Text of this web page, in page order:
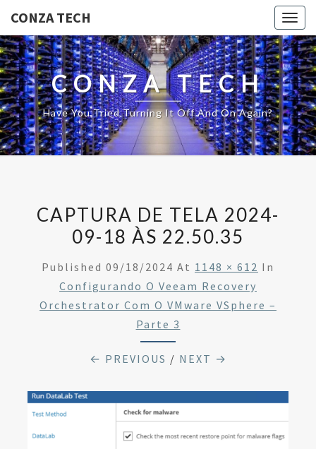
CONZA TECH
CONZA TECH
Have You Tried Turning It Off And On Again?
CAPTURA DE TELA 2024-
09-18 ÀS 22.50.35
Published 09/18/2024 At 1148 × 612 In
Configurando O Veeam Recovery
Orchestrator Com O VMware VSphere –
Parte 3
← PREVIOUS / NEXT →